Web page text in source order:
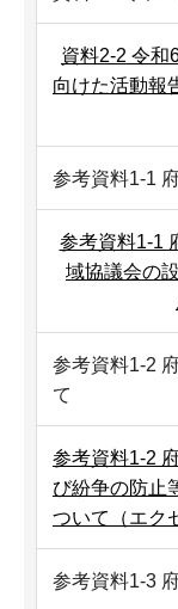
資料2-2 令和
向けた活動報
参考資料1-1
参考資料1-1
域協議会の
参考資料1-2
て
参考資料1-2
び紛争の防止
ついて（エク
参考資料1-3